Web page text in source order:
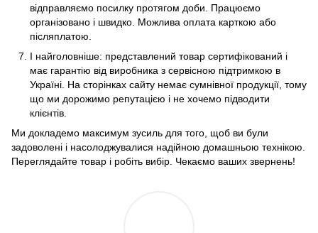
відправляємо посилку протягом доби. Працюємо
організовано і швидко. Можлива оплата карткою або
післяплатою.
І найголовніше: представлений товар сертифікований і
має гарантію від виробника з сервісною підтримкою в
Україні. На сторінках сайту немає сумнівної продукції, тому
що ми дорожимо репутацією і не хочемо підводити
клієнтів.
Ми докладемо максимум зусиль для того, щоб ви були
задоволені і насолоджувалися надійною домашньою технікою.
Переглядайте товар і робіть вибір. Чекаємо ваших звернень!